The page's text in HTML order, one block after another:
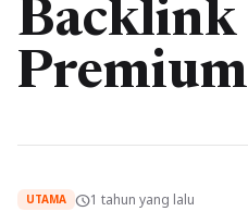
Backlink
Premium
UTAMA schedule1 tahun yang lalu